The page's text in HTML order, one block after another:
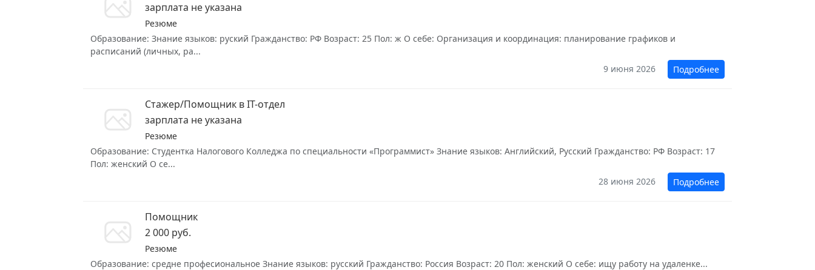
зарплата не указана
Резюме
Образование: Знание языков: руский Гражданство: РФ Возраст: 25 Пол: ж О себе: Организация и координация: планирование графиков и
расписаний (личных, ра...
9 июня 2026
Подробнее
Стажер/Помощник в IT-отдел
зарплата не указана
Резюме
Образование: Студентка Налогового Колледжа по специальности «Программист» Знание языков: Английский, Русский Гражданство: РФ Возраст: 17
Пол: женский О се...
28 июня 2026
Подробнее
Помощник
2 000 руб.
Резюме
Образование: средне професиональное Знание языков: русский Гражданство: Россия Возраст: 20 Пол: женский О себе: ищу работу на удаленке...